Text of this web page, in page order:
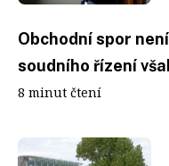
Obchodní spor
soudního řízení
8 minut čtení